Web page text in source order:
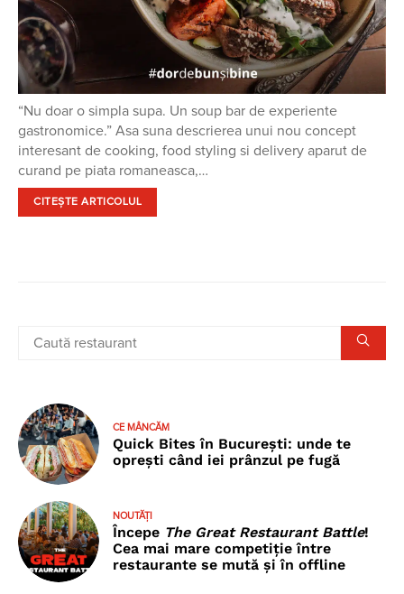
“Nu doar o simpla supa. Un soup bar de experiente
gastronomice.” Asa suna descrierea unui nou concept
interesant de cooking, food styling si delivery aparut de
curand pe piata romaneasca,…
CITEȘTE ARTICOLUL
CE MÂNCĂM
Quick Bites în București: unde te
oprești când iei prânzul pe fugă
NOUTĂȚI
Începe The Great Restaurant Battle!
Cea mai mare competiție între
restaurante se mută și în offline